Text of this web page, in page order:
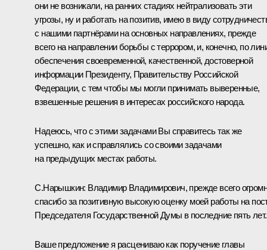
они не возникали, на ранних стадиях нейтрализовать эти
угрозы, ну и работать на позитив, имею в виду
с нашими партнёрами на основных направлениях, прежде
всего на направлении борьбы с террором, и, конечно, по
обеспечения своевременной, качественной, достоверной
информации Президенту, Правительству Российской
Федерации, с тем чтобы мы могли принимать выверенные,
взвешенные решения в интересах российского народа.
Надеюсь, что с этими задачами Вы справитесь так же
успешно, как и справлялись со своими задачами
на предыдущих местах работы.
С.Нарышкин: Владимир Владимирович, прежде всего
спасибо за позитивную высокую оценку моей работы на
Председателя Государственной Думы в последние пять лет.
Ваше предложение я расцениваю как поручение главы